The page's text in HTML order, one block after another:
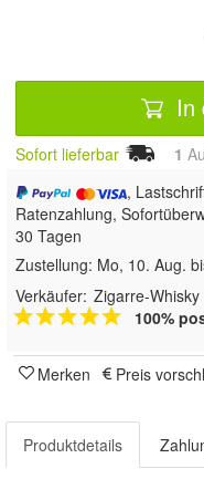
In
Sofort lieferbar 1
,
Ratenzahlung,
30 Tagen
Zustellung: Mo, 10. Aug.
Verkäufer: Zigarre-Whisky
100%
Merken Preis
Produktdetails